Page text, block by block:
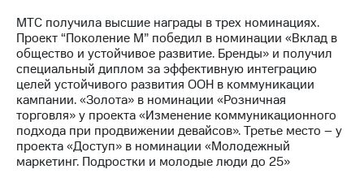
в
регионе
и акционерам
Корпоративное
управление
Корпоративный
секретарь
Раскрытие
МТС получила высшие награды в трех номинациях.
Проект “Поколение М” победил в номинации «Вклад в
общество и устойчивое развитие. Бренды» и получил
специальный диплом за эффективную интеграцию
целей устойчивого развития ООН в коммуникации
кампании. «Золота» в номинации «Розничная
торговля» у проекта «Изменение коммуникационного
подхода при продвижении девайсов». Третье место – у
проекта «Доступ» в номинации «Молодежный
маркетинг. Подростки и молодые люди до 25»